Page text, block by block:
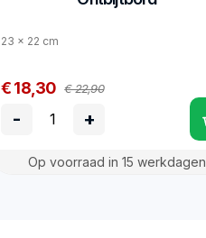
23 x 22 cm
€ 18,30 € 22,90
- +
Op voorraad in 15 werkdagen